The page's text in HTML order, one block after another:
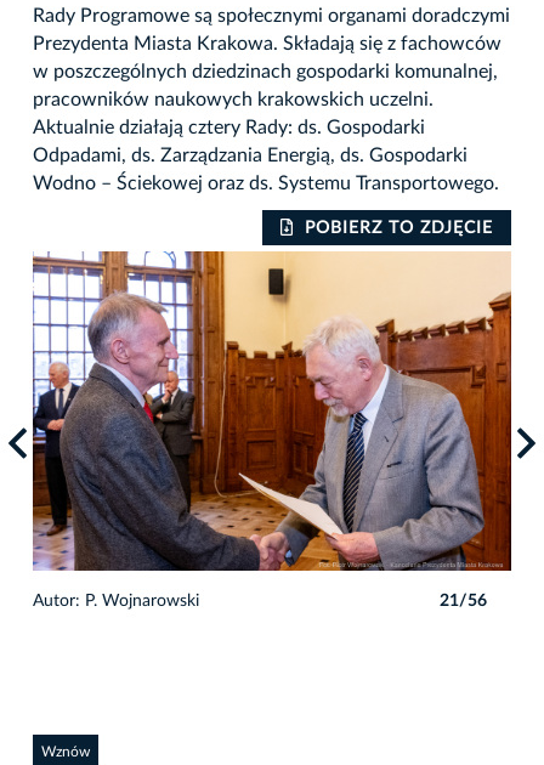
Rady Programowe są społecznymi organami doradczymi
Prezydenta Miasta Krakowa. Składają się z fachowców
w poszczególnych dziedzinach gospodarki komunalnej,
pracowników naukowych krakowskich uczelni.
Aktualnie działają cztery Rady: ds. Gospodarki
Odpadami, ds. Zarządzania Energią, ds. Gospodarki
Wodno – Ściekowej oraz ds. Systemu Transportowego.
POBIERZ TO ZDJĘCIE
Autor: P. Wojnarowski 21/56
Wznów